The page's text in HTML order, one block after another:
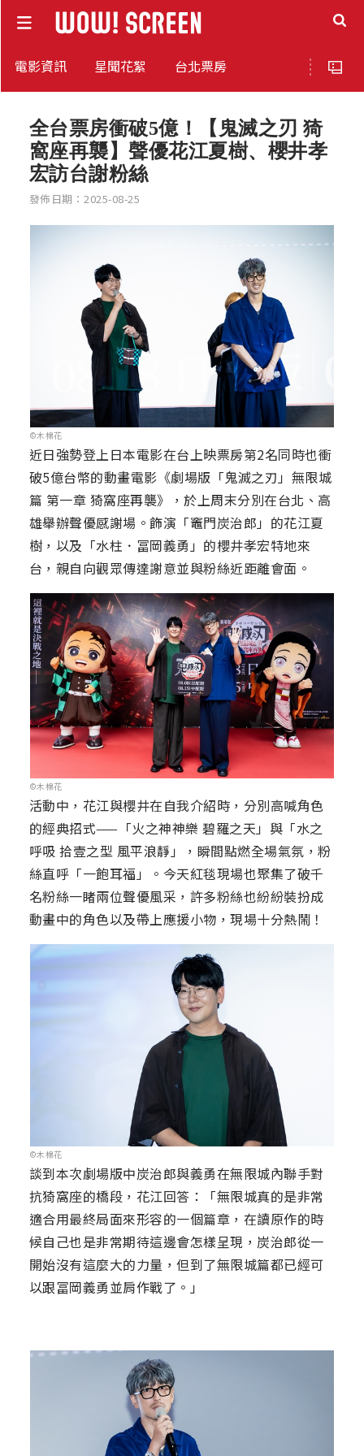
電影資訊 星聞花絮 台北票房
全台票房衝破5億！【鬼滅之刃 猗
窩座再襲】聲優花江夏樹、櫻井孝
宏訪台謝粉絲
發佈日期：2025-08-25
©木棉花
近日強勢登上日本電影在台上映票房第2名同時也衝
破5億台幣的動畫電影《劇場版「鬼滅之刃」無限城
篇 第一章 猗窩座再襲》，於上周末分別在台北、高
雄舉辦聲優感謝場。飾演「竈門炭治郎」的花江夏
樹，以及「水柱．冨岡義勇」的櫻井孝宏特地來
台，親自向觀眾傳達謝意並與粉絲近距離會面。
©木棉花
活動中，花江與櫻井在自我介紹時，分別高喊角色
的經典招式——「火之神神樂 碧羅之天」與「水之
呼吸 拾壹之型 風平浪靜」，瞬間點燃全場氣氛，粉
絲直呼「一飽耳福」。今天紅毯現場也聚集了破千
名粉絲一睹兩位聲優風采，許多粉絲也紛紛裝扮成
動畫中的角色以及帶上應援小物，現場十分熱鬧！
©木棉花
談到本次劇場版中炭治郎與義勇在無限城內聯手對
抗猗窩座的橋段，花江回答：「無限城真的是非常
適合用最終局面來形容的一個篇章，在讀原作的時
候自己也是非常期待這邊會怎樣呈現，炭治郎從一
開始沒有這麼大的力量，但到了無限城篇都已經可
以跟冨岡義勇並肩作戰了。」